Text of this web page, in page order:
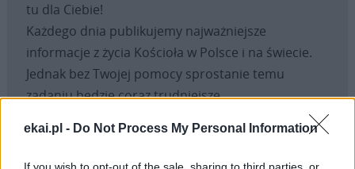
ekai.pl - Do Not Process My Personal Information
tu dla Ciebie!
Każdego dnia publikujemy najważniejsze
informacje z życia Kościoła w Polsce i na świecie.
Jednak bez Twojej pomocy sprostanie temu
zadaniu będzie coraz trudniejsze.
wsparcie portalu eKAI.pl za
pośrednictwem serwisu Patronite.
Dzięki Tobie będziemy mogli realizować naszą